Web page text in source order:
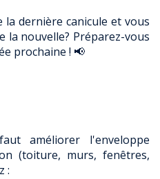
dernière canicule et vous
la nouvelle? Préparez-vous
prochaine ! 📢
améliorer l'enveloppe
(toiture, murs, fenêtres,
: